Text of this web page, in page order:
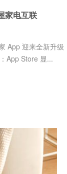
家电互联
App 迎来全新升
App Store 显...